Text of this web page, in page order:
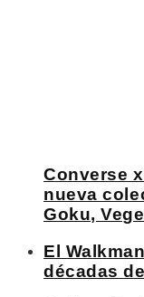
Converse
nueva
Goku,
El
décadas